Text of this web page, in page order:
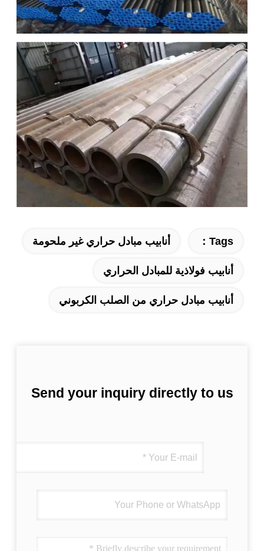
Tags： أنابيب مبادل حراري غير ملحومة
أنابيب فولاذية للمبادل الحراري
أنابيب مبادل حراري من الصلب الكربوني
Send your inquiry directly to us